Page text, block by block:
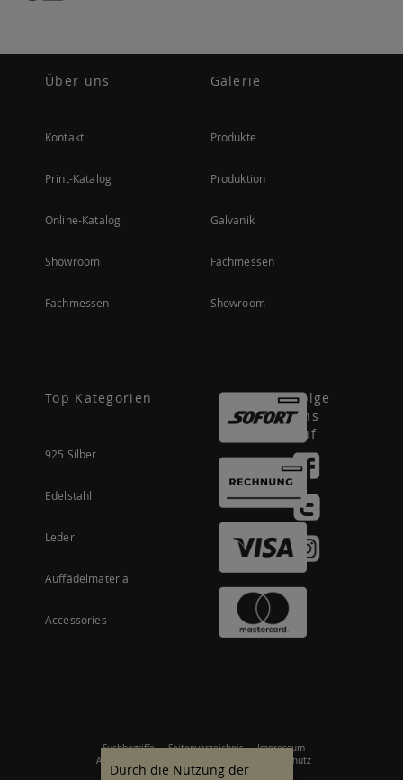
Über uns
Kontakt
Print-Katalog
Online-Katalog
Showroom
Fachmessen
Galerie
Produkte
Produktion
Galvanik
Fachmessen
Showroom
Top Kategorien
925 Silber
Edelstahl
Leder
Auffädelmaterial
Accessories
Folge
uns
auf
Suchbegriffe Seitenverzeichnis
Impressum
Allgemeine Geschäftsbedingungen
Datenschutz
Durch die Nutzung der